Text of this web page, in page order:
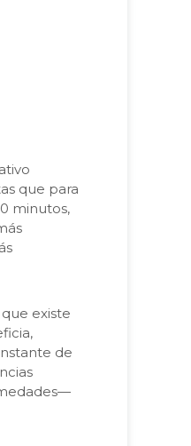
que para
minutos,
existe
de